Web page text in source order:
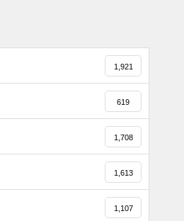
1,921
619
1,708
1,613
1,107
#shorts #shortsdaily #sh
#shirose #磁石 #white
#ピアノ初心者 #ピアノレッ